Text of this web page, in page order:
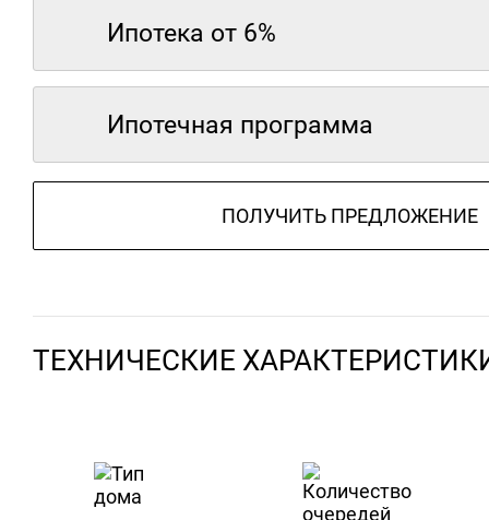
Ипотека от 6%
Ипотечная программа
ПОЛУЧИТЬ ПРЕДЛОЖЕНИЕ
ТЕХНИЧЕСКИЕ